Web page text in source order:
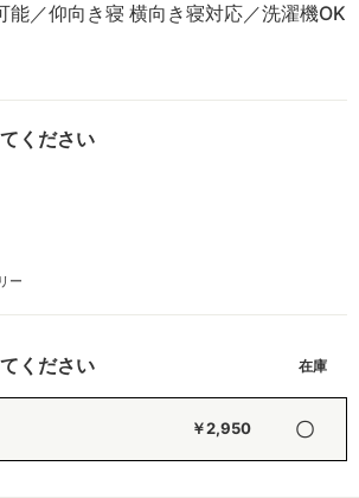
能／仰向き寝 横向き寝対応／洗濯機OK
ください
ー
ください
￥2,950 〇